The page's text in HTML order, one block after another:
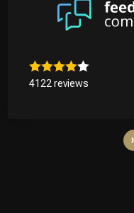
4122 reviews